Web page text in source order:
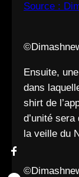
Source :
Ensuite,
dans
shirt de
d’unité
la veille du